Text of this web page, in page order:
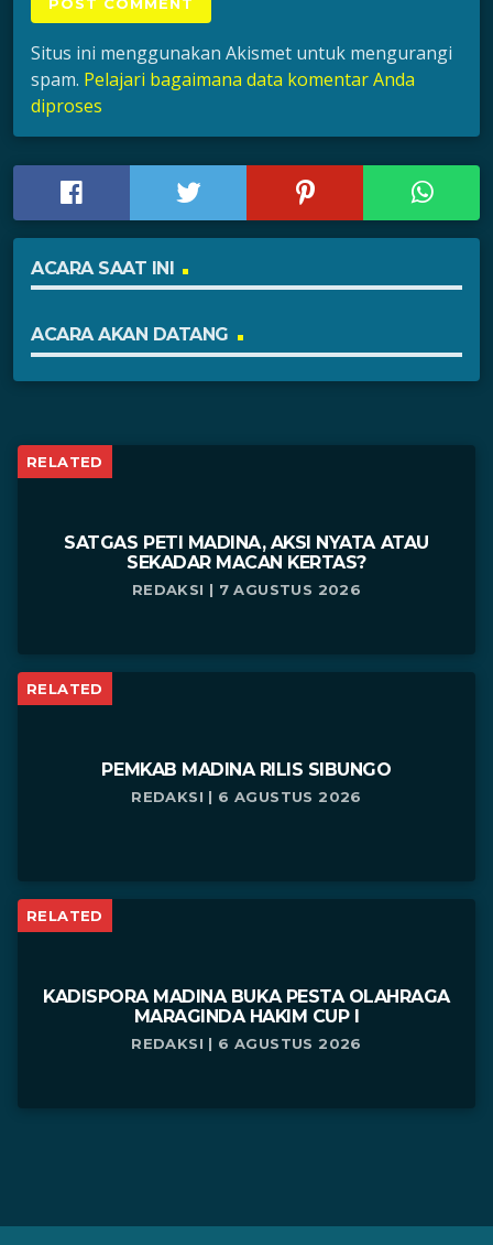
Situs ini menggunakan Akismet untuk mengurangi
spam. Pelajari bagaimana data komentar Anda
diproses
ACARA SAAT INI
ACARA AKAN DATANG
RELATED
SATGAS PETI MADINA, AKSI NYATA ATAU
SEKADAR MACAN KERTAS?
REDAKSI | 7 AGUSTUS 2026
RELATED
PEMKAB MADINA RILIS SIBUNGO
REDAKSI | 6 AGUSTUS 2026
RELATED
KADISPORA MADINA BUKA PESTA OLAHRAGA
MARAGINDA HAKIM CUP I
REDAKSI | 6 AGUSTUS 2026